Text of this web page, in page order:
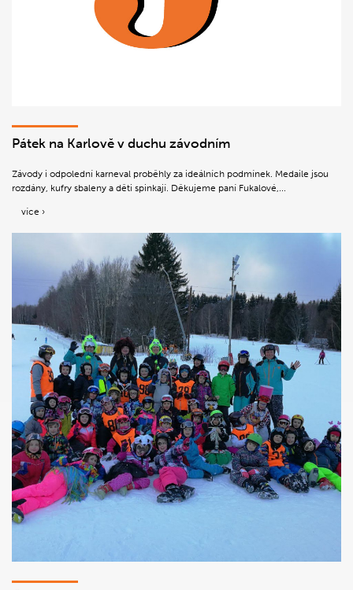
Pátek na Karlově v duchu závodním
Závody i odpolední karneval proběhly za ideálních podmínek. Medaile jsou
rozdány, kufry sbaleny a děti spinkají. Děkujeme paní Fukalové,...
více ›